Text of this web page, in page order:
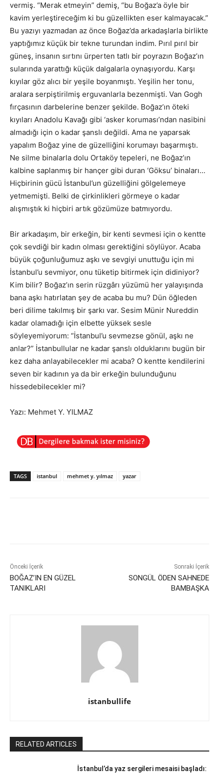
vermiş. “Merak etmeyin” demiş, “bu Boğaz’a öyle bir
kavim yerleştireceğim ki bu güzellikten eser kalmayacak.”
Bu yazıyı yazmadan az önce Boğaz’da arkadaşlarla birlikte
yaptığımız küçük bir tekne turundan indim. Pırıl pırıl bir
güneş, insanın sırtını ürperten tatlı bir poyrazın Boğaz’ın
sularında yarattığı küçük dalgalarla oynaşıyordu. Karşı
kıyılar göz alıcı bir yeşile boyanmıştı. Yeşilin her tonu,
aralara serpiştirilmiş erguvanlarla bezenmişti. Van Gogh
fırçasının darbelerine benzer şekilde. Boğaz’ın öteki
kıyıları Anadolu Kavağı gibi ‘asker koruması’ndan nasibini
almadığı için o kadar şanslı değildi. Ama ne yaparsak
yapalım Boğaz yine de güzelliğini korumayı başarmıştı.
Ne silme binalarla dolu Ortaköy tepeleri, ne Boğaz’ın
kalbine saplanmış bir hançer gibi duran ‘Göksu’ binaları…
Hiçbirinin gücü İstanbul’un güzelliğini gölgelemeye
yetmemişti. Belki de çirkinlikleri görmeye o kadar
alışmıştık ki hiçbiri artık gözümüze batmıyordu.
Bir arkadaşım, bir erkeğin, bir kenti sevmesi için o kentte
çok sevdiği bir kadın olması gerektiğini söylüyor. Acaba
büyük çoğunluğumuz aşkı ve sevgiyi unuttuğu için mi
İstanbul’u sevmiyor, onu tüketip bitirmek için didiniyor?
Kim bilir? Boğaz’ın serin rüzgârı yüzümü her yalayışında
bana aşkı hatırlatan şey de acaba bu mu? Dün öğleden
beri dilime takılmış bir şarkı var. Sesim Münir Nureddin
kadar olamadığı için elbette yüksek sesle
söyleyemiyorum: “İstanbul’u sevmezse gönül, aşkı ne
anlar?” İstanbullular ne kadar şanslı olduklarını bugün bir
kez daha anlayabilecekler mi acaba? O kentte kendilerini
seven bir kadının ya da bir erkeğin bulunduğunu
hissedebilecekler mi?
Yazı: Mehmet Y. YILMAZ
TAGS istanbul mehmet y. yılmaz yazar
Önceki İçerik
BOĞAZ’IN EN GÜZEL
TANIKLARI
Sonraki İçerik
SONGÜL ÖDEN SAHNEDE
BAMBAŞKA
istanbullife
RELATED ARTICLES
İstanbul’da yaz sergileri mesaisi başladı: